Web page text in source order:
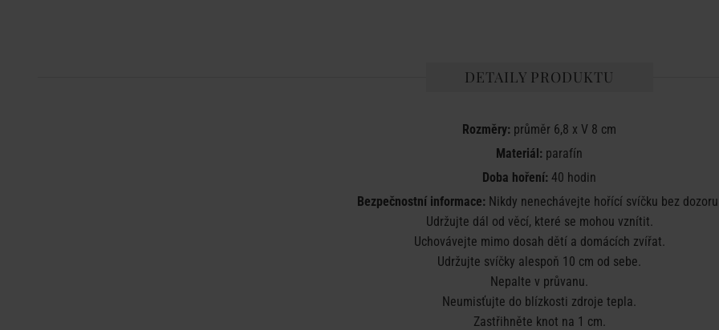
DETAILY PRODUKTU
Rozměry: průměr 6,8 x V 8 cm
Materiál: parafín
Doba hoření: 40 hodin
Bezpečnostní informace: Nikdy nenechávejte hořící svíčku bez
Udržujte dál od věcí, které se mohou vznítit.
Uchovávejte mimo dosah dětí a domácích zvířat.
Udržujte svíčky alespoň 10 cm od sebe.
Nepalte v průvanu.
Neumisťujte do blízkosti zdroje tepla.
Zastřihněte knot na 1 cm.